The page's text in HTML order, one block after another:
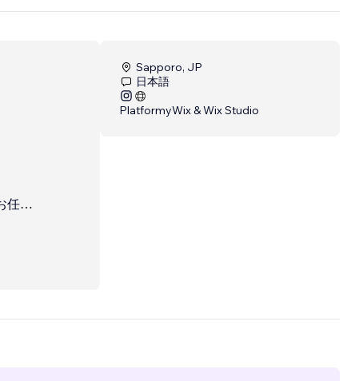
任せ
Sapporo, JP
日本語
PlatformyWix & Wix Studio